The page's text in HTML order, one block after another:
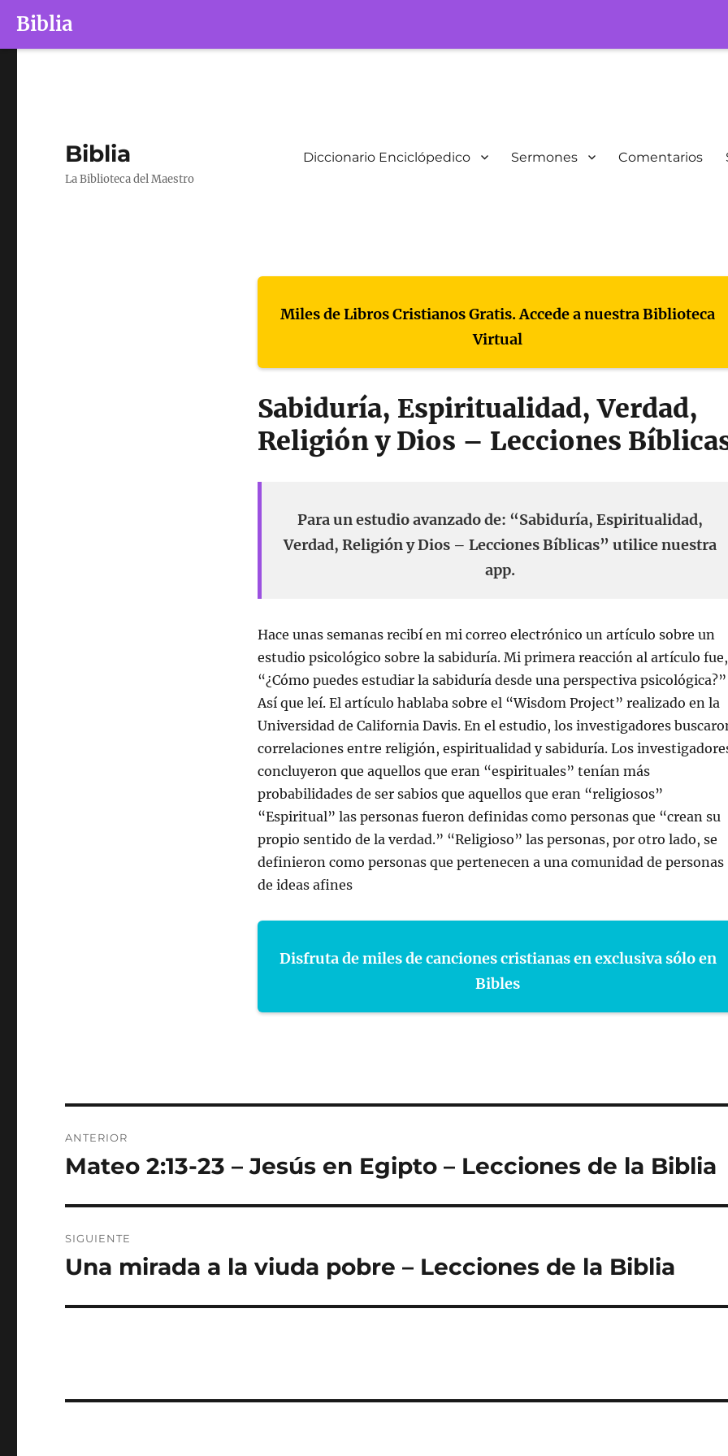
Biblia
Biblia
La Biblioteca del Maestro
Diccionario Enciclópedico Sermones Comentarios
Miles de Libros Cristianos Gratis. Accede a nuestra Biblioteca
Virtual
Sabiduría, Espiritualidad, Verdad,
Religión y Dios – Lecciones
Para un estudio avanzado de: “Sabiduría, Espiritualidad,
Verdad, Religión y Dios – Lecciones Bíblicas” utilice nuestra
app.
Hace unas semanas recibí en mi correo electrónico un artículo sobre un
estudio psicológico sobre la sabiduría. Mi primera reacción al artículo fue,
“¿Cómo puedes estudiar la sabiduría desde una perspectiva psicológica?”
Así que leí. El artículo hablaba sobre el “Wisdom Project” realizado en la
Universidad de California Davis. En el estudio, los investigadores
correlaciones entre religión, espiritualidad y sabiduría. Los
concluyeron que aquellos que eran “espirituales” tenían más
probabilidades de ser sabios que aquellos que eran “religiosos”
“Espiritual” las personas fueron definidas como personas que “crean su
propio sentido de la verdad.” “Religioso” las personas, por otro lado, se
definieron como personas que pertenecen a una comunidad de personas
de ideas afines
Disfruta de miles de canciones cristianas en exclusiva sólo en
Bibles
de
ANTERIOR
Entrada
Mateo 2:13-23 – Jesús en Egipto – Lecciones de la Biblia
SIGUIENTE
Entrada
Una mirada a la viuda pobre – Lecciones de la Biblia